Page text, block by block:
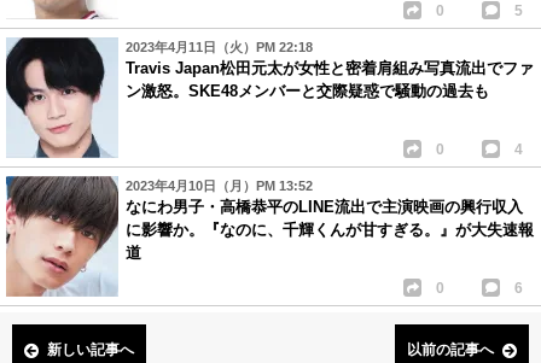
0 5
2023年4月11日（火）PM 22:18
Travis Japan松田元太が女性と密着肩組み写真流出でファ
ン激怒。SKE48メンバーと交際疑惑で騒動の過去も
0 4
2023年4月10日（月）PM 13:52
なにわ男子・高橋恭平のLINE流出で主演映画の興行収入
に影響か。『なのに、千輝くんが甘すぎる。』が大失速報
道
0 6
以前の記事へ
新しい記事へ